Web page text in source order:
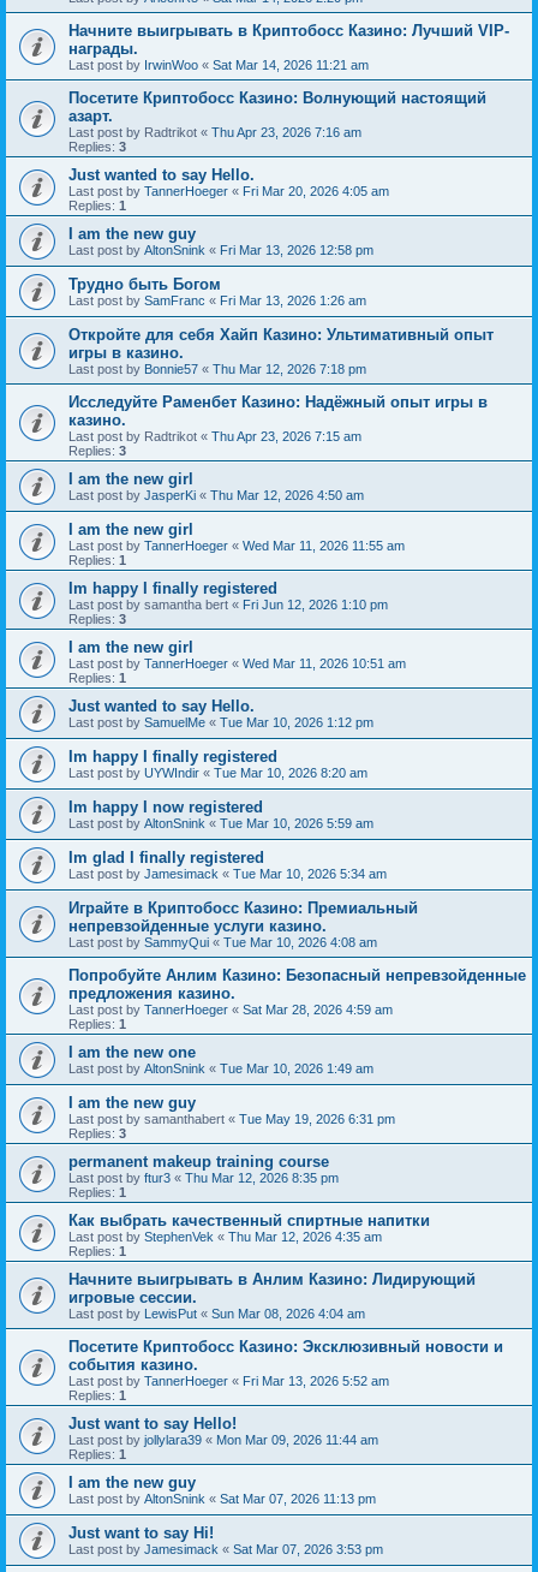
Начните выигрывать в Криптобосс Казино: Лучший VIP-
награды.
Last post by IrwinWoo « Sat Mar 14, 2026 11:21 am
Посетите Криптобосс Казино: Волнующий настоящий
азарт.
Last post by Radtrikot « Thu Apr 23, 2026 7:16 am
Replies: 3
Just wanted to say Hello.
Last post by TannerHoeger « Fri Mar 20, 2026 4:05 am
Replies: 1
I am the new guy
Last post by AltonSnink « Fri Mar 13, 2026 12:58 pm
Трудно быть Богом
Last post by SamFranc « Fri Mar 13, 2026 1:26 am
Откройте для себя Хайп Казино: Ультимативный опыт
игры в казино.
Last post by Bonnie57 « Thu Mar 12, 2026 7:18 pm
Исследуйте Раменбет Казино: Надёжный опыт игры в
казино.
Last post by Radtrikot « Thu Apr 23, 2026 7:15 am
Replies: 3
I am the new girl
Last post by JasperKi « Thu Mar 12, 2026 4:50 am
I am the new girl
Last post by TannerHoeger « Wed Mar 11, 2026 11:55 am
Replies: 1
Im happy I finally registered
Last post by samantha bert « Fri Jun 12, 2026 1:10 pm
Replies: 3
I am the new girl
Last post by TannerHoeger « Wed Mar 11, 2026 10:51 am
Replies: 1
Just wanted to say Hello.
Last post by SamuelMe « Tue Mar 10, 2026 1:12 pm
Im happy I finally registered
Last post by UYWIndir « Tue Mar 10, 2026 8:20 am
Im happy I now registered
Last post by AltonSnink « Tue Mar 10, 2026 5:59 am
Im glad I finally registered
Last post by Jamesimack « Tue Mar 10, 2026 5:34 am
Играйте в Криптобосс Казино: Премиальный
непревзойденные услуги казино.
Last post by SammyQui « Tue Mar 10, 2026 4:08 am
Попробуйте Анлим Казино: Безопасный непревзойденные
предложения казино.
Last post by TannerHoeger « Sat Mar 28, 2026 4:59 am
Replies: 1
I am the new one
Last post by AltonSnink « Tue Mar 10, 2026 1:49 am
I am the new guy
Last post by samanthabert « Tue May 19, 2026 6:31 pm
Replies: 3
permanent makeup training course
Last post by ftur3 « Thu Mar 12, 2026 8:35 pm
Replies: 1
Как выбрать качественный спиртные напитки
Last post by StephenVek « Thu Mar 12, 2026 4:35 am
Replies: 1
Начните выигрывать в Анлим Казино: Лидирующий
игровые сессии.
Last post by LewisPut « Sun Mar 08, 2026 4:04 am
Посетите Криптобосс Казино: Эксклюзивный новости и
события казино.
Last post by TannerHoeger « Fri Mar 13, 2026 5:52 am
Replies: 1
Just want to say Hello!
Last post by jollylara39 « Mon Mar 09, 2026 11:44 am
Replies: 1
I am the new guy
Last post by AltonSnink « Sat Mar 07, 2026 11:13 pm
Just want to say Hi!
Last post by Jamesimack « Sat Mar 07, 2026 3:53 pm